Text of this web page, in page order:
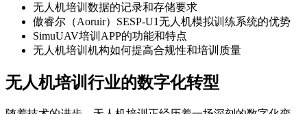
无人机培训数据的记录和存储要求
傲睿尔（Aoruir）SESP-U1无人机模拟训练系统的优势
SimuUAV培训APP的功能和特点
无人机培训机构如何提高合规性和培训质量
无人机培训行业的数字化转型